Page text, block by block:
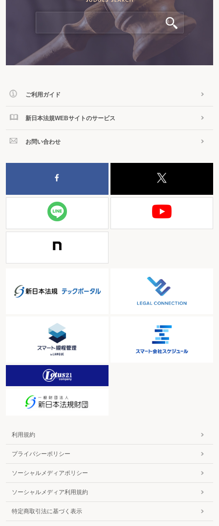
指摘されていた。そのため、そのような場合に、株式分割を差し止めることが
可能かということも問題となっていた。
ニレコやニッポン放送の新株予約権につき、この発行を差し止める仮処分
決定が裁判所で出されたことは記憶に新しい。支配権に争いのある会社で特定
の株主の持株比率を低下させる目的で第三者割当増資をした場合、商法280条
の10の不公正発行にあたるとして差止の仮処分が認容されてきたが、この条文
が同法280条の39第4項で新株予約権に準用されている。上記の裁判所の決定
の規定がない。そのため、差止を請求するには、①商法272条の取締役の違法
とになるのである。しかし、①については、取締役の違法行為とそれにより会
社に「回復スベカラザル損害ヲ生ズル虞」があることが必要とされるが、その
疎明は困難であるし、そもそも6ヶ月間の株式保有要件が課されておりこの要
件を満たさない場合にはこの請求をすることができない。また、②について
である場合に株式分割を仮に差し止めることができることまで認められる必要
未だに判然としない。もちろん、②の場合にも決議が無効であることの前提と
そのため、従前より、株式分割を差し止める仮処分を得ることは容易では
ないと考えられていた。
（2）取締役の損害賠償責任
株式分割を差し止められない場合でも、損害を被った買収者が、取締役に
損害賠償を請求することは可能と考えられる（商法266条の3）。この点、株式
こと）が本件株式分割により何らかの損害を被るとしても、それは、本件取締
性質のものであると解される。」と判示し、損害賠償請求が認められる可能性
株式分割自体は認められるのにもかかわらず、取締役が賠償責任を負うと
いうことに違和感を覚える向きもあるかもしれないが、両者は理論的にパラレ
ルでなければならないものではなく、また、裁判所にすれば、影響力の大きい
差止よりも取締役の責任の方が認めやすいという事情もあり、そのようなこと
表したわけであるが、その判断の前提として、株式の買付価格を下げられない
ことによって夢真HDが被った損害について役員が賠償責任を負わされること
のないようにという配慮もあったものと思われる。
夢真HDは、株式分割差止の仮処分を申し立てるに際して、被保全権利（注
① 商法280条の10が適用または類推適用される。
② 取締役会決議無効確認を本案とする被保全権利（争いのある権利関係）が
良俗）違反。
③ 営業権に基づく差止請求権という被保全権利を有する。
これを受けて、裁判所は以下のとおりに争点を整理した。
分割が著しく不公正な方法によるものか。
（2）本件取締役会決議は無効であるか。無効である場合、本件株式分割を仮
に差し止めることができるか。
（3）本件株式分割が債権者の営業権を侵害するものであるか。営業権を侵害
すると認められる場合、本件株式分割を仮に差し止めることができるか。
ご利用ガイド
新日本法規WEBサイトのサービス
お問い合わせ
利用規約
プライバシーポリシー
ソーシャルメディアポリシー
ソーシャルメディア利用規約
特定商取引法に基づく表示